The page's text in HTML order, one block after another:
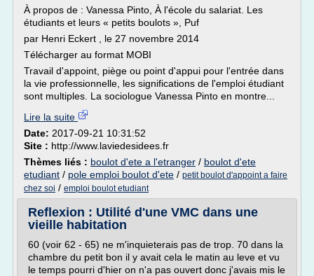
À propos de : Vanessa Pinto, À l'école du salariat. Les
étudiants et leurs « petits boulots », Puf
par Henri Eckert , le 27 novembre 2014
Télécharger au format MOBI
Travail d'appoint, piège ou point d'appui pour l'entrée dans
la vie professionnelle, les significations de l'emploi étudiant
sont multiples. La sociologue Vanessa Pinto en montre...
Lire la suite
Date: 2017-09-21 10:31:52
Site : http://www.laviedesidees.fr
Thèmes liés : boulot d'ete a l'etranger / boulot d'ete
etudiant / pole emploi boulot d'ete / petit boulot d'appoint a faire
chez soi / emploi boulot etudiant
Reflexion : Utilité d'une VMC dans une
vieille habitation
60 (voir 62 - 65) ne m'inquieterais pas de trop. 70 dans la
chambre du petit bon il y avait cela le matin au leve et vu
le temps pourri d'hier on n'a pas ouvert donc j'avais mis le